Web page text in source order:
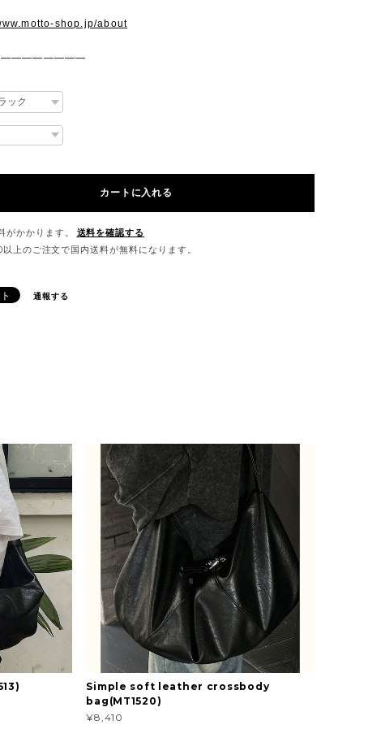
shop.jp/about
カートに入れる
かかります。
送料を確認する
上のご注文で国内送料が無料になります。
通報する
Simple soft leather crossbody
bag(MT1520)
¥8,410